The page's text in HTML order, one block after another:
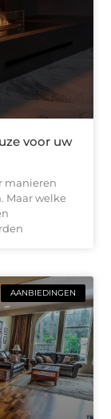
voor uw
manieren
Maar welke
AANBIEDINGEN